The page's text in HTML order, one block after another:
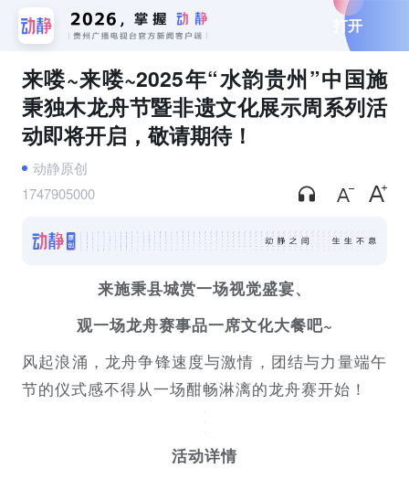
打开
来喽~来喽~2025年“水韵贵州”中国施
秉独木龙舟节暨非遗文化展示周系列活
动即将开启，敬请期待！
动静原创
1747905000
来施秉县城赏一场视觉盛宴、
观一场龙舟赛事品一席文化大餐吧~
风起浪涌，龙舟争锋速度与激情，团结与力量端午
节的仪式感不得从一场酣畅淋漓的龙舟赛开始！
活动详情